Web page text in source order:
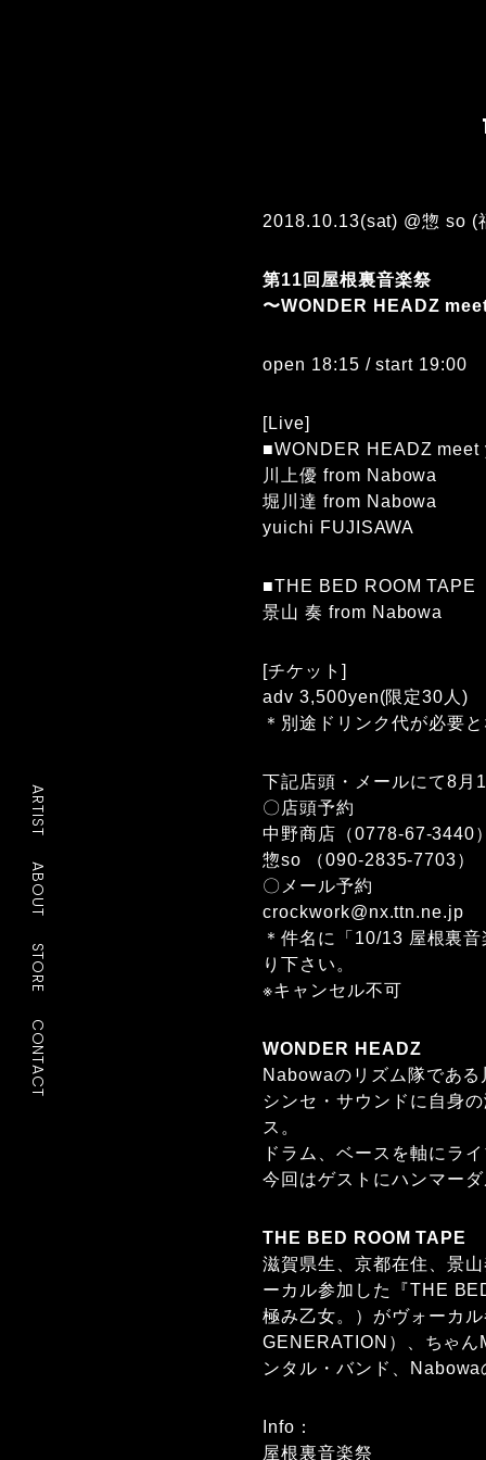
ARTIST
ABOUT
STORE
CONTACT
2018.10.13(sat) @惣 so (
第11回屋根裏音楽祭
〜WONDER HEADZ
open 18:15 / start 19:00
[Live]
■WONDER HEADZ
川上優 from Nabowa
堀川達 from Nabowa
yuichi FUJISAWA
■THE BED ROOM TAPE
景山 奏 from Nabowa
[チケット]
adv 3,500yen(限定30人)
＊別途ドリンク代が必要
下記店頭・メールにて8月
〇店頭予約
中野商店（0778-67-3440
惣so （090-2835-7703）
〇メール予約
crockwork@nx.ttn.ne.jp
＊件名に「10/13 屋根裏
り下さい。
※キャンセル不可
WONDER HEADZ
Nabowaのリズム隊であ
シンセ・サウンドに自身
ス。
ドラム、ベースを軸にラ
今回はゲストにハンマー
THE BED ROOM TAPE
滋賀県生、京都在住、景
ーカル参加した『THE
極み乙女。）がヴォーカ
GENERATION）、ちゃ
ンタル・バンド、
Info：
屋根裏音楽祭